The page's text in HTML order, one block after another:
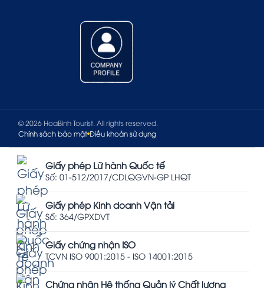
© 2026 HoaBinh Tourist. All rights reserved.
Chính sách bảo mật Điều khoản sử dụng
Giấy phép Lữ hành Quốc tế
Số: 01-512/2017/CDLQGVN-GP LHQT
Giấy phép Kinh doanh Vận tải
Số: 364/GPXDVT
Giấy chứng nhận ISO
TCVN ISO 9001:2015 - ISO 14001:2015
Chứng nhận Hệ thống Quản lý Chất lượng